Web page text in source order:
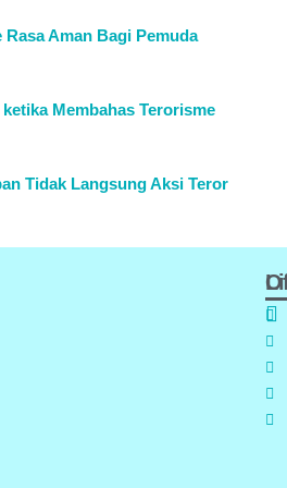
Aman Bagi Pemuda
Membahas Terorisme
Tidak Langsung Aksi Teror